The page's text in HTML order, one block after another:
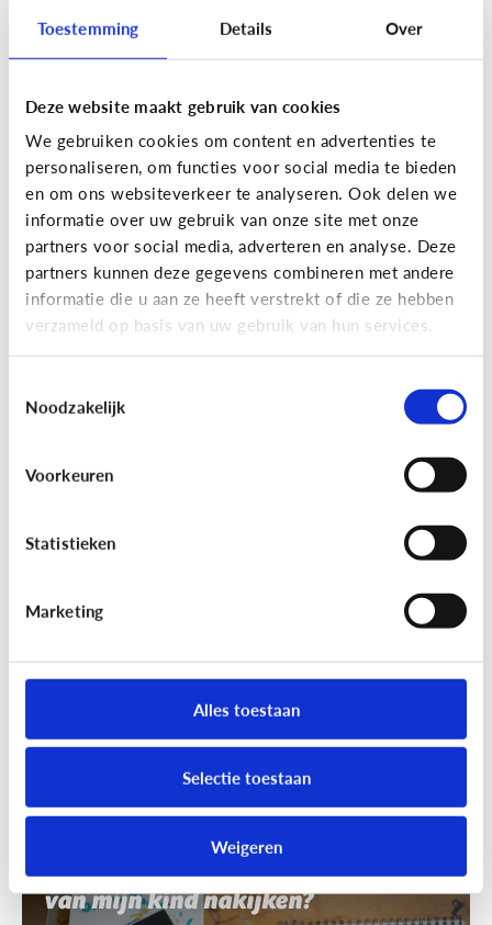
Toestemming Details Over
Deze website maakt gebruik van cookies
We gebruiken cookies om content en advertenties te
personaliseren, om functies voor social media te bieden
en om ons websiteverkeer te analyseren. Ook delen we
informatie over uw gebruik van onze site met onze
partners voor social media, adverteren en analyse. Deze
partners kunnen deze gegevens combineren met andere
informatie die u aan ze heeft verstrekt of die ze hebben
verzameld op basis van uw gebruik van hun services.
Noodzakelijk
Voorkeuren
Statistieken
Marketing
Alles toestaan
Selectie toestaan
Weigeren
Privacy
Moet ik aan mijn kind uitleggen
wat 'recht op afbeelding' is?
Staat jou kind stil bij het maken en verspreiden
van foto’s en filmpjes waar anderen op staan? Of
deelt jouw kind zomaar alles van iedereen op
Facebook of Snapchat?
Privacy
op afbeelding’ is
gebruiken. Daarvoor heb je toestemming nodig.
Mag ik de smartphone of tablet
van mijn kind nakijken?